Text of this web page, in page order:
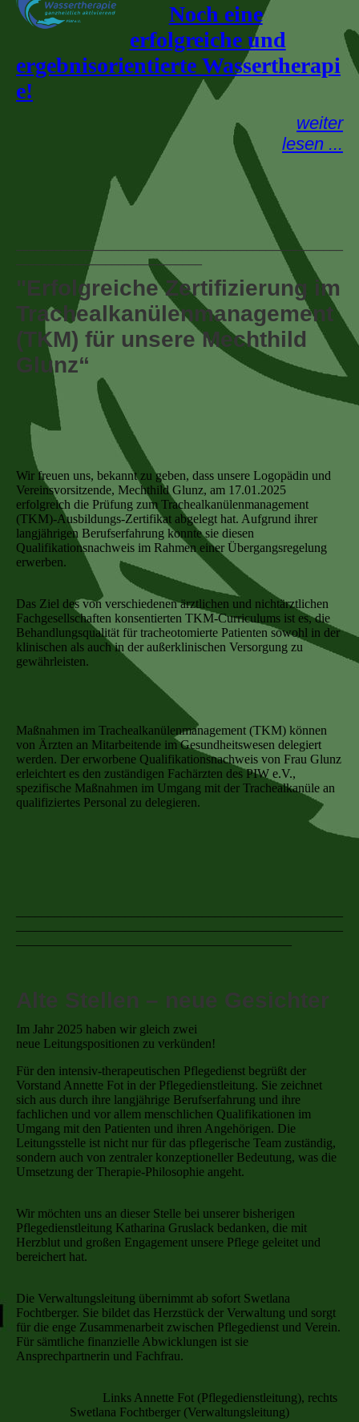
Noch eine
erfolgreiche und
ergebnisorientierte Wassertherapi
e!
weiter
lesen ...
___________________________________________________
_____________________________
"Erfolgreiche Zertifizierung im
Trachealkanülenmanagement
(TKM) für unsere Mechthild
Glunz“
Wir freuen uns, bekannt zu geben, dass unsere Logopädin und
Vereinsvorsitzende, Mechthild Glunz, am 17.01.2025
erfolgreich die Prüfung zum Trachealkanülenmanagement
(TKM)-Ausbildungs-Zertifikat abgelegt hat. Aufgrund ihrer
langjährigen Berufserfahrung konnte sie diesen
Qualifikationsnachweis im Rahmen einer Übergangsregelung
erwerben.
Das Ziel des von verschiedenen ärztlichen und nichtärztlichen
Fachgesellschaften konsentierten TKM-Curriculums ist es, die
Behandlungsqualität für tracheotomierte Patienten sowohl in der
klinischen als auch in der außerklinischen Versorgung zu
gewährleisten.
Maßnahmen im Trachealkanülenmanagement (TKM) können
von Ärzten an Mitarbeitende im Gesundheitswesen delegiert
werden. Der erworbene Qualifikationsnachweis von Frau Glunz
erleichtert es den zuständigen Fachärzten des PIW e.V.,
spezifische Maßnahmen im Umgang mit der Trachealkanüle an
qualifiziertes Personal zu delegieren.
Alte Stellen – neue Gesichter
Im Jahr 2025 haben wir gleich zwei
neue Leitungspositionen zu verkünden!
Für den intensiv-therapeutischen Pflegedienst begrüßt der
Vorstand Annette Fot in der Pflegedienstleitung. Sie zeichnet
sich aus durch ihre langjährige Berufserfahrung und ihre
fachlichen und vor allem menschlichen Qualifikationen im
Umgang mit den Patienten und ihren Angehörigen. Die
Leitungsstelle ist nicht nur für das pflegerische Team zuständig,
sondern auch von zentraler konzeptioneller Bedeutung, was die
Umsetzung der Therapie-Philosophie angeht.
Wir möchten uns an dieser Stelle bei unserer bisherigen
Pflegedienstleitung Katharina Gruslack bedanken, die mit
Herzblut und großen Engagement unsere Pflege geleitet und
bereichert hat.
Die Verwaltungsleitung übernimmt ab sofort Swetlana
Fochtberger. Sie bildet das Herzstück der Verwaltung und sorgt
für die enge Zusammenarbeit zwischen Pflegedienst und Verein.
Für sämtliche finanzielle Abwicklungen ist sie
Ansprechpartnerin und Fachfrau.
Links Annette Fot (Pflegedienstleitung), rechts
Swetlana Fochtberger (Verwaltungsleitung)